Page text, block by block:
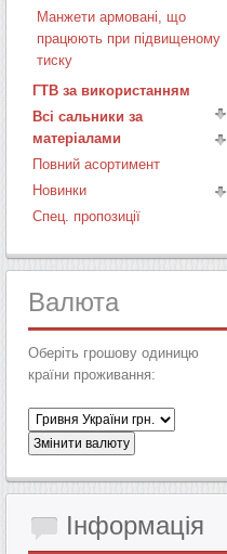
Манжети армовані, що
працюють при підвищеному
тиску
ГТВ за використанням
Всі сальники за
матеріалами
Повний асортимент
Новинки
Спец. пропозиції
Валюта
Оберіть грошову одиницю
країни проживання:
Інформація